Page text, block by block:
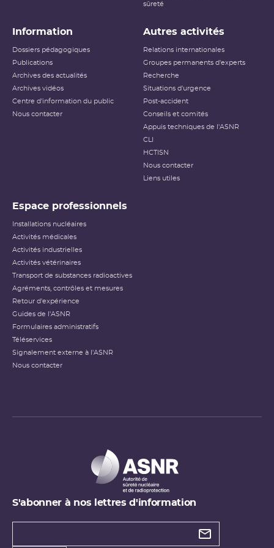
sûreté
Information
Dossiers pédagogiques
Publications
Archives des actualités
Archives vidéos
Centre d'information du public
Nous contacter
Autres activités
Relations internationales
Groupes permanents d'experts
Recherche
Situations d'urgence
Post-accident
Conseils et comités
Appuis techniques de l'ASNR
CLI
HCTISN
Nous contacter
Liens utiles
Espace professionnels
Installations nucléaires
Activités médicales
Activités industrielles
Activités vétérinaires
Transport de substances radioactives
Agréments, contrôles et mesures
Retour d'expérience
Guides de l'ASNR
Formulaires administratifs
Téléservices
Signalement externe à l'ASNR
Nous contacter
S'abonner à nos lettres d'information
Types de